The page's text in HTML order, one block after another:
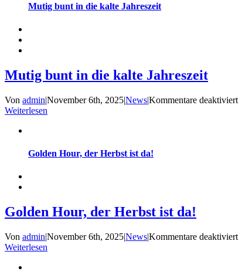
Mutig bunt in die kalte Jahreszeit
Mutig bunt in die kalte Jahreszeit
Von admin|November 6th, 2025|News|Kommentare deaktiviertfür
Weiterlesen
Golden Hour, der Herbst ist da!
Golden Hour, der Herbst ist da!
Von admin|November 6th, 2025|News|Kommentare deaktiviertfür
Weiterlesen